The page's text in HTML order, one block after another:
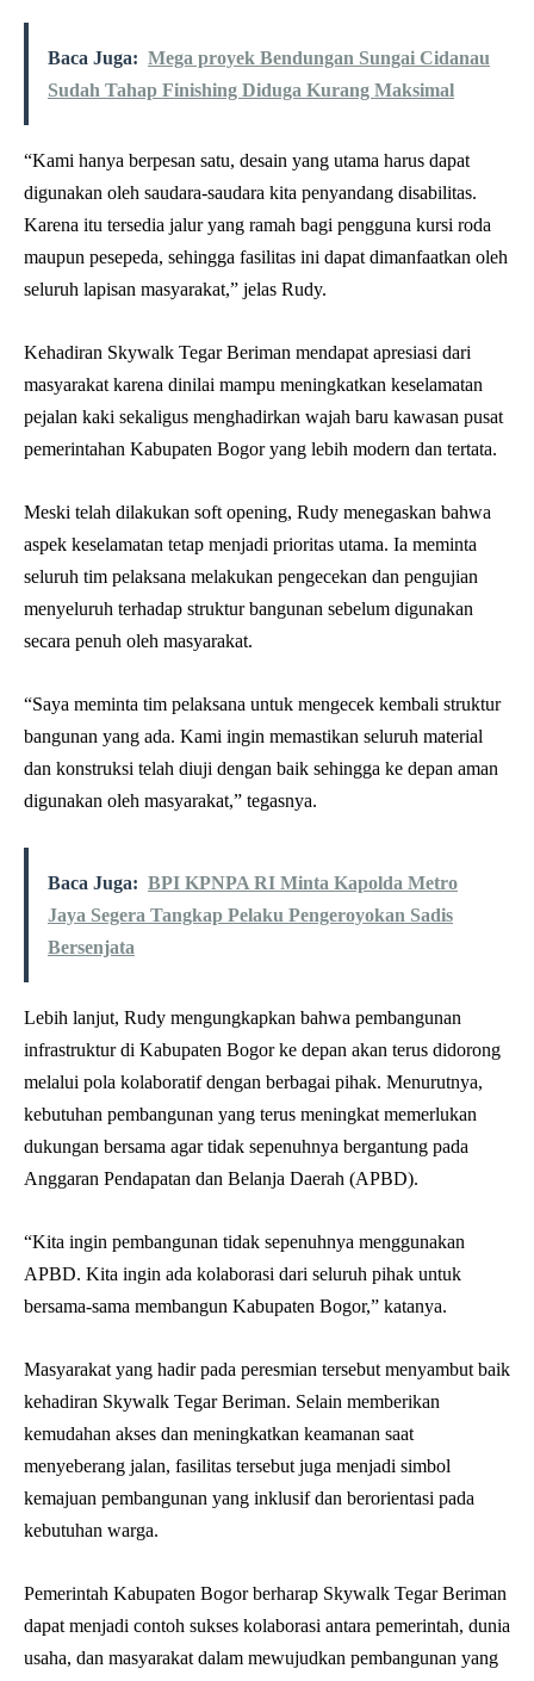
Baca Juga: Mega proyek Bendungan Sungai Cidanau
Sudah Tahap Finishing Diduga Kurang Maksimal
“Kami hanya berpesan satu, desain yang utama harus dapat
digunakan oleh saudara-saudara kita penyandang disabilitas.
Karena itu tersedia jalur yang ramah bagi pengguna kursi roda
maupun pesepeda, sehingga fasilitas ini dapat dimanfaatkan oleh
seluruh lapisan masyarakat,” jelas Rudy.
Kehadiran Skywalk Tegar Beriman mendapat apresiasi dari
masyarakat karena dinilai mampu meningkatkan keselamatan
pejalan kaki sekaligus menghadirkan wajah baru kawasan pusat
pemerintahan Kabupaten Bogor yang lebih modern dan tertata.
Meski telah dilakukan soft opening, Rudy menegaskan bahwa
aspek keselamatan tetap menjadi prioritas utama. Ia meminta
seluruh tim pelaksana melakukan pengecekan dan pengujian
menyeluruh terhadap struktur bangunan sebelum digunakan
secara penuh oleh masyarakat.
“Saya meminta tim pelaksana untuk mengecek kembali struktur
bangunan yang ada. Kami ingin memastikan seluruh material
dan konstruksi telah diuji dengan baik sehingga ke depan aman
digunakan oleh masyarakat,” tegasnya.
Baca Juga: BPI KPNPA RI Minta Kapolda Metro
Jaya Segera Tangkap Pelaku Pengeroyokan Sadis
Bersenjata
Lebih lanjut, Rudy mengungkapkan bahwa pembangunan
infrastruktur di Kabupaten Bogor ke depan akan terus didorong
melalui pola kolaboratif dengan berbagai pihak. Menurutnya,
kebutuhan pembangunan yang terus meningkat memerlukan
dukungan bersama agar tidak sepenuhnya bergantung pada
Anggaran Pendapatan dan Belanja Daerah (APBD).
“Kita ingin pembangunan tidak sepenuhnya menggunakan
APBD. Kita ingin ada kolaborasi dari seluruh pihak untuk
bersama-sama membangun Kabupaten Bogor,” katanya.
Masyarakat yang hadir pada peresmian tersebut menyambut baik
kehadiran Skywalk Tegar Beriman. Selain memberikan
kemudahan akses dan meningkatkan keamanan saat
menyeberang jalan, fasilitas tersebut juga menjadi simbol
kemajuan pembangunan yang inklusif dan berorientasi pada
kebutuhan warga.
Pemerintah Kabupaten Bogor berharap Skywalk Tegar Beriman
dapat menjadi contoh sukses kolaborasi antara pemerintah, dunia
usaha, dan masyarakat dalam mewujudkan pembangunan yang